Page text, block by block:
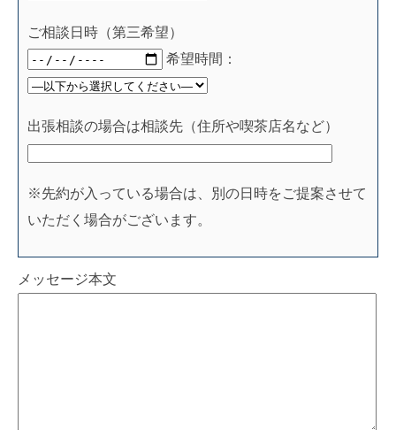
ご相談日時（第三希望）
希望時間：
出張相談の場合は相談先（住所や喫茶店名など）
※先約が入っている場合は、別の日時をご提案させて
いただく場合がございます。
メッセージ本文